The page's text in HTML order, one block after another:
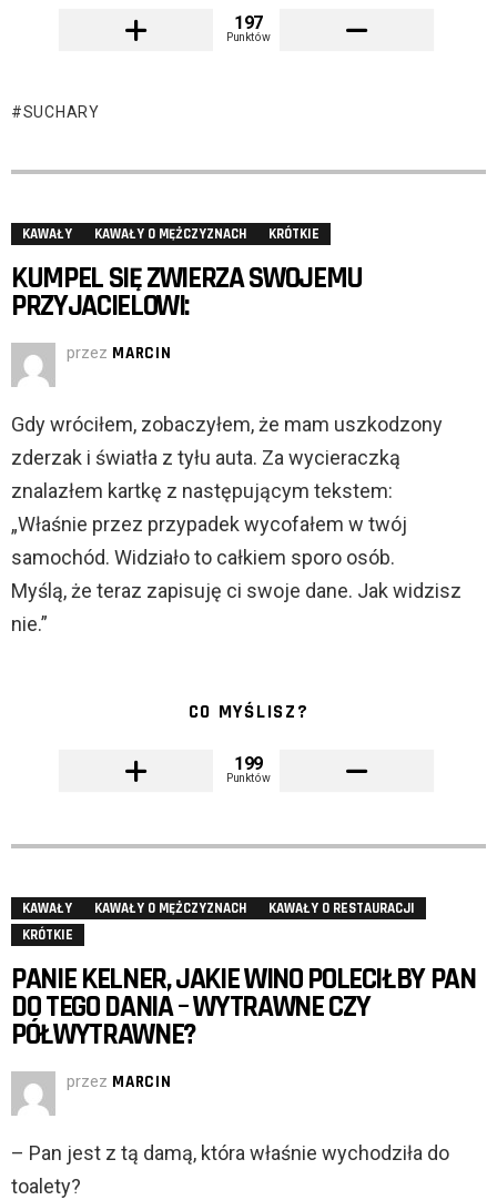
197
Punktów
SUCHARY
KAWAŁY KAWAŁY O MĘŻCZYZNACH KRÓTKIE
KUMPEL SIĘ ZWIERZA SWOJEMU
PRZYJACIELOWI:
przez MARCIN
Gdy wróciłem, zobaczyłem, że mam uszkodzony
zderzak i światła z tyłu auta. Za wycieraczką
znalazłem kartkę z następującym tekstem:
„Właśnie przez przypadek wycofałem w twój
samochód. Widziało to całkiem sporo osób.
Myślą, że teraz zapisuję ci swoje dane. Jak widzisz
nie.”
CO MYŚLISZ?
199
Punktów
KAWAŁY KAWAŁY O MĘŻCZYZNACH
KAWAŁY O RESTAURACJI
KRÓTKIE
PANIE KELNER, JAKIE WINO POLECIŁBY PAN
DO TEGO DANIA – WYTRAWNE CZY
PÓŁWYTRAWNE?
przez MARCIN
– Pan jest z tą damą, która właśnie wychodziła do
toalety?